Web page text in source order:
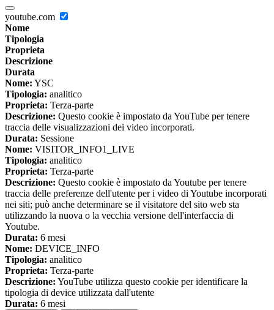
youtube.com
Nome
Tipologia
Proprieta
Descrizione
Durata
Nome: YSC
Tipologia: analitico
Proprieta: Terza-parte
Descrizione: Questo cookie è impostato da YouTube per tenere
traccia delle visualizzazioni dei video incorporati.
Durata: Sessione
Nome: VISITOR_INFO1_LIVE
Tipologia: analitico
Proprieta: Terza-parte
Descrizione: Questo cookie è impostato da Youtube per tenere
traccia delle preferenze dell'utente per i video di Youtube incorporati
nei siti; può anche determinare se il visitatore del sito web sta
utilizzando la nuova o la vecchia versione dell'interfaccia di
Youtube.
Durata: 6 mesi
Nome: DEVICE_INFO
Tipologia: analitico
Proprieta: Terza-parte
Descrizione: YouTube utilizza questo cookie per identificare la
tipologia di device utilizzata dall'utente
Durata: 6 mesi